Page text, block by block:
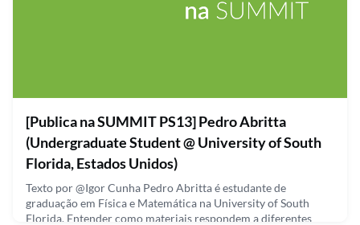
[Publica na SUMMIT PS13] Pedro Abritta
(Undergraduate Student @ University of South
Florida, Estados Unidos)
Texto por @Igor Cunha Pedro Abritta é estudante de
graduação em Física e Matemática na University of South
Florida. Entender como materiais respondem a diferentes